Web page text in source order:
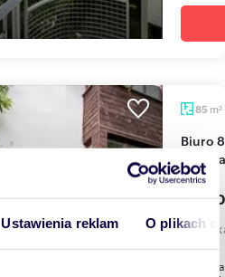
Ustawienia reklam O plikach
85 m2
Biuro 85 m² z tarasem, umeblowane, cicha
5
Do